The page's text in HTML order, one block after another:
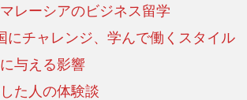
レーシアのビジネス留学
にチャレンジ、学んで働くスタイル
与える影響
た人の体験談